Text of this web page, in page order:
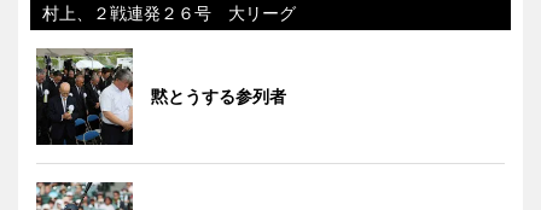
村上、２戦連発２６号 大リーグ
黙とうする参列者